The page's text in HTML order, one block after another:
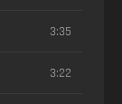
3:35
3:22